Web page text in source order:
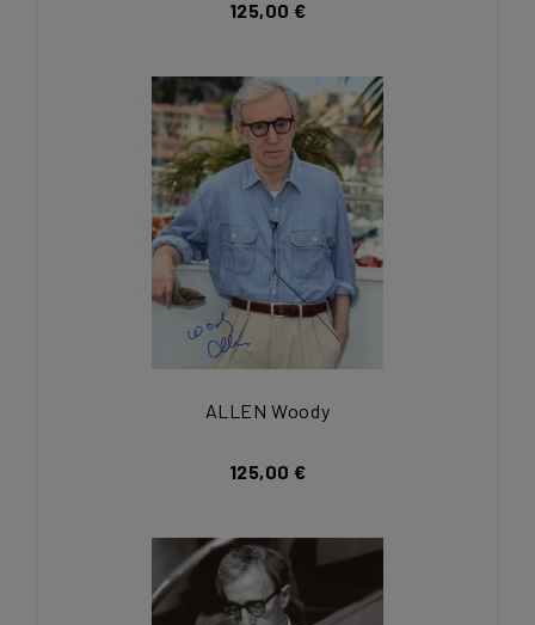
125,00 €
ALLEN Woody
125,00 €